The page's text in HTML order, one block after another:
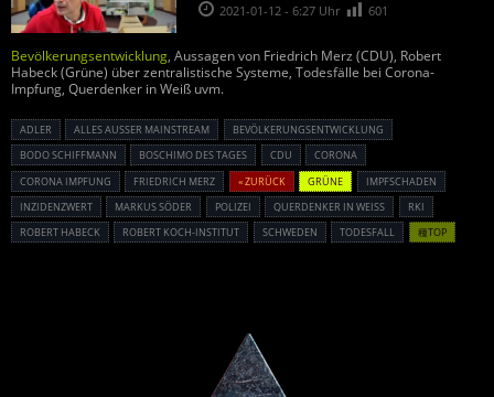
2021-01-12 - 6:27 Uhr 601
Bevölkerungsentwicklung, Aussagen von Friedrich Merz (CDU), Robert
Habeck (Grüne) über zentralistische Systeme, Todesfälle bei Corona-
Impfung, Querdenker in Weiß uvm.
ADLER ALLES AUSSER MAINSTREAM
BEVÖLKERUNGSENTWICKLUNG
BODO SCHIFFMANN
BOSCHIMO DES TAGES CDU
CORONA
CORONA IMPFUNG
FRIEDRICH MERZ « ZURÜCK GRÜNE
IMPFSCHADEN
INZIDENZWERT
MARKUS SÖDER POLIZEI QUERDENKER IN WEISS
RKI
ROBERT HABECK
ROBERT KOCH-INSTITUT SCHWEDEN TODESFALL 種TOP